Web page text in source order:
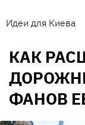
Идеи для Киева
КАК
ФАНОВ